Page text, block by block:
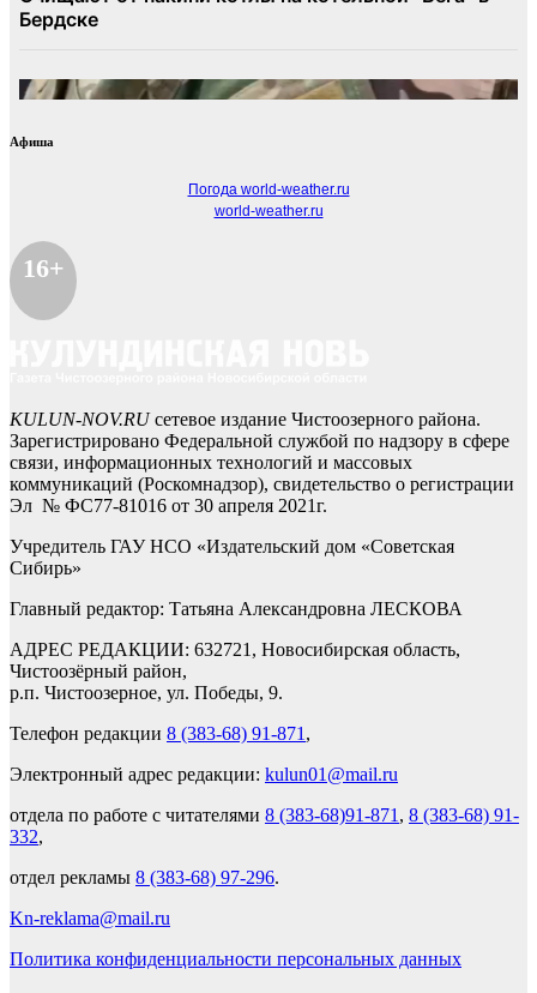
Афиша
Погода world-weather.ru
world-weather.ru
16+
KULUN-NOV.RUсетевое издание Чистоозерного района.
Зарегистрировано Федеральной службой по надзору в сфере
связи, информационных технологий и массовых
коммуникаций (Роскомнадзор), свидетельство о регистрации
Эл № ФС77-81016 от 30 апреля 2021г.
Учредитель ГАУ НСО «Издательский дом «Советская
Сибирь»
Главный редактор: Татьяна Александровна ЛЕСКОВА
АДРЕС РЕДАКЦИИ: 632721, Новосибирская область,
Чистоозёрный район,
р.п. Чистоозерное, ул. Победы, 9.
Телефон редакции 8 (383-68) 91-871 ,
Электронный адрес редакции: kulun01@mail.ru
отдела по работе с читателями 8 (383-68)91-871 , 8 (383-68) 91-
332,
отдел рекламы 8 (383-68) 97-296.
Kn-reklama@mail.ru
Политика конфиденциальности персональных данных